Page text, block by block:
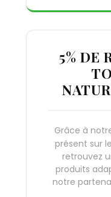
5% DE
Grâce à
présent sur
retrouvez
produits
notre